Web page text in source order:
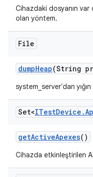
Cihazdaki dosyanın var
olan yöntem.
File
dumpHeap(String
system_server'dan
Set<ITestDevice .
getActiveApexes()
Cihazda etkinleştirilen